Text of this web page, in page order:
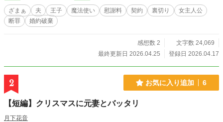
ざまぁ 夫 王子 魔法使い 慰謝料 契約 裏切り
女主人公
断罪
婚約破棄
感想数 2
文字数 24,069
最終更新日 2026.04.25
登録日 2026.04.17
2 お気に入り追加 6
【短編】クリスマスに元妻とバッタリ
月下花音